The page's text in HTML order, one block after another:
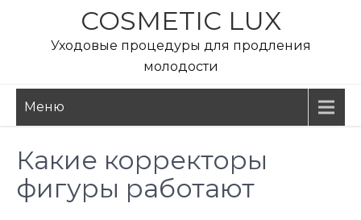
содержимому
COSMETIC LUX
Уходовые процедуры для продления
молодости
Меню
Какие корректоры
фигуры работают